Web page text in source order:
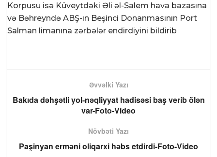
Korpusu isə Küveytdəki Əli əl-Salem hava bazasına
və Bəhreyndə ABŞ-ın Beşinci Donanmasının Port
Salman limanına zərbələr endirdiyini bildirib
Əvvəlki Yazı
Bakıda dəhşətli yol-nəqliyyat hadisəsi baş verib ölən
var-Foto-Video
Növbəti Yazı
Paşinyan erməni oliqarxi həbs etdirdi-Foto-Video